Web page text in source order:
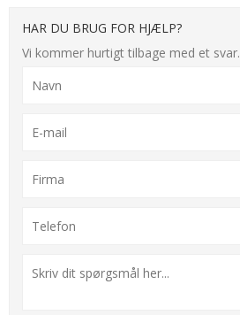
HAR DU BRUG FOR HJÆLP?
Vi kommer hurtigt tilbage med et svar.